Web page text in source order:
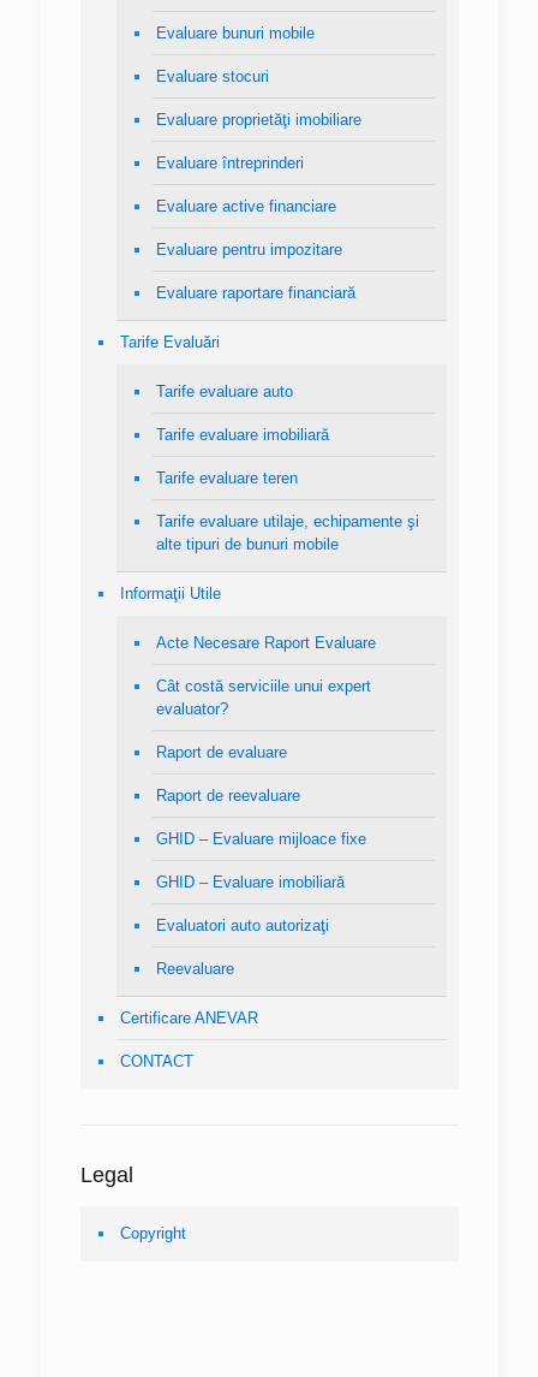
Evaluare bunuri mobile
Evaluare stocuri
Evaluare proprietăţi imobiliare
Evaluare întreprinderi
Evaluare active financiare
Evaluare pentru impozitare
Evaluare raportare financiară
Tarife Evaluări
Tarife evaluare auto
Tarife evaluare imobiliară
Tarife evaluare teren
Tarife evaluare utilaje, echipamente şi
alte tipuri de bunuri mobile
Informaţii Utile
Acte Necesare Raport Evaluare
Cât costă serviciile unui expert
evaluator?
Raport de evaluare
Raport de reevaluare
GHID – Evaluare mijloace fixe
GHID – Evaluare imobiliară
Evaluatori auto autorizaţi
Reevaluare
Certificare ANEVAR
CONTACT
Legal
Copyright